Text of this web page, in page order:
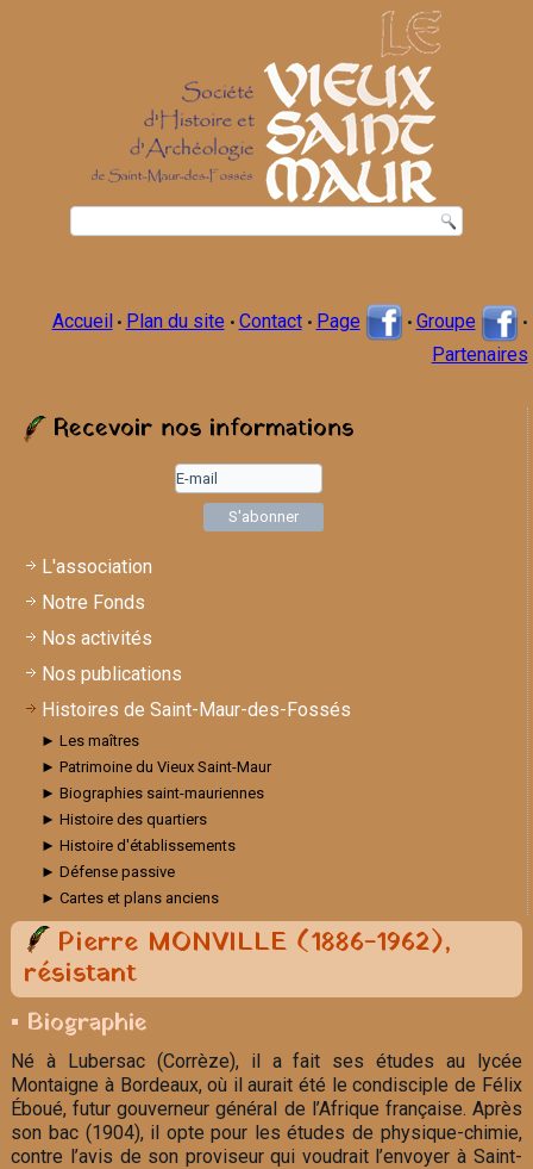
Accueil • Plan du site • Contact • Page • Groupe •
Partenaires
Recevoir nos informations
L'association
Notre Fonds
Nos activités
Nos publications
Histoires de Saint-Maur-des-Fossés
► Les maîtres
► Patrimoine du Vieux Saint-Maur
► Biographies saint-mauriennes
► Histoire des quartiers
► Histoire d'établissements
► Défense passive
► Cartes et plans anciens
Pierre MONVILLE (1886-1962),
résistant
▪ Biographie
Né à Lubersac (Corrèze), il a fait ses études au lycée
Montaigne à Bordeaux, où il aurait été le condisciple de Félix
Éboué, futur gouverneur général de l’Afrique française. Après
son bac (1904), il opte pour les études de physique-chimie,
contre l’avis de son proviseur qui voudrait l’envoyer à Saint-